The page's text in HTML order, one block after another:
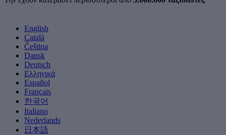
English
Català
Čeština
Dansk
Deutsch
Ελληνικά
Español
Français
한국어
Italiano
Nederlands
日本語